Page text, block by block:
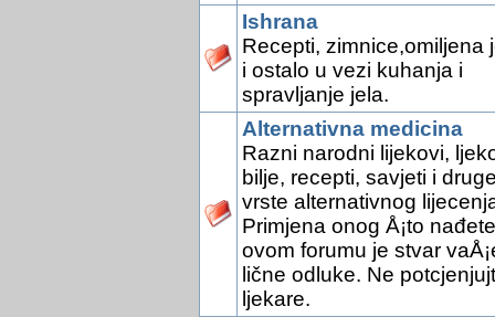
Ishrana
Recepti, zimnice,omiljena
i ostalo u vezi kuhanja i
spravljanje jela.
Alternativna medicina
Razni narodni lijekovi,
bilje, recepti, savjeti i
vrste alternativnog
Primjena onog Å¡to
ovom forumu je stvar
lične odluke. Ne
ljekare.